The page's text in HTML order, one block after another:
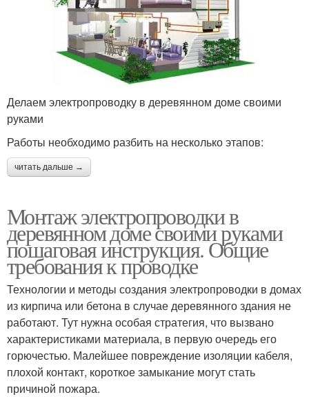
Делаем электропроводку в деревянном доме своими
руками
Работы необходимо разбить на несколько этапов:
читать дальше →
Монтаж электропроводки в
деревянном доме своими руками
пошаговая инструкция. Общие
требования к проводке
Технологии и методы создания электропроводки в домах
из кирпича или бетона в случае деревянного здания не
работают. Тут нужна особая стратегия, что вызвано
характеристиками материала, в первую очередь его
горючестью. Малейшее повреждение изоляции кабеля,
плохой контакт, короткое замыкание могут стать
причиной пожара.